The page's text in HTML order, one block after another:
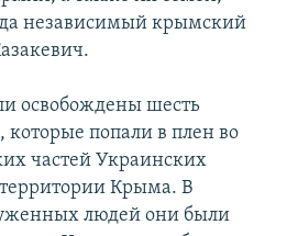
независимый крымский
освобождены шесть
попали в плен во
частей Украинских
Крыма. В
людей они были